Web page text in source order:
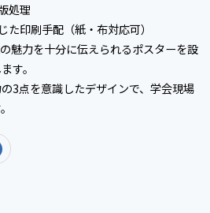
処理
印刷手配（紙・布対応可）
魅力を十分に伝えられるポスターを設
す。
3点を意識したデザインで、学会現場